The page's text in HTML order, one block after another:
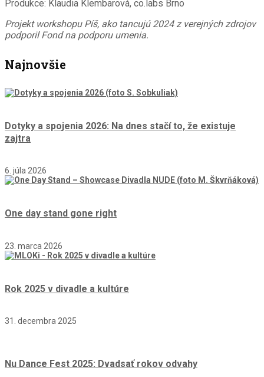
Produkce: Klaudia Klembarová, co.labs Brno
Projekt workshopu Píš, ako tancujú 2024 z verejných zdrojov
podporil Fond na podporu umenia.
Najnovšie
Dotyky a spojenia 2026: Na dnes stačí to, že existuje
zajtra
6. júla 2026
One day stand gone right
23. marca 2026
Rok 2025 v divadle a kultúre
31. decembra 2025
Nu Dance Fest 2025: Dvadsať rokov odvahy